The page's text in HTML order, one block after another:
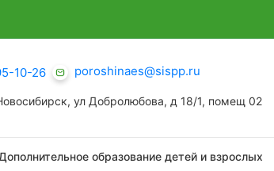
10-26 poroshinaes@sispp.ru
ул Добролюбова, д 18/1, помещ 02
образование детей и взрослых